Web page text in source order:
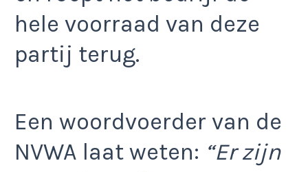
hele voorraad van deze
partij terug.
Een woordvoerder van de
NVWA laat weten: “Er zijn